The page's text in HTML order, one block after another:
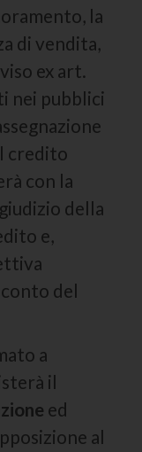
la
di vendita,
ex art.
nei pubblici
credito
con la
della
e,
del
a
il
ed
al